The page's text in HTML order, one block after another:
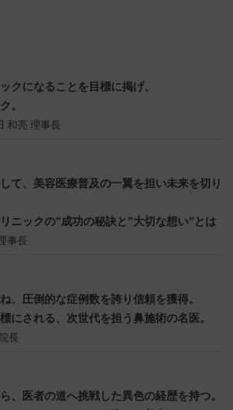
クになることを目標に掲げ、
。
和亮 理事長
て、美容医療普及の一翼を担い未来を切り
ニックの”成功の秘訣と”大切な想い”とは
事長
、圧倒的な症例数を誇り信頼を獲得。
にされる、次世代を担う鼻施術の名医。
長
、医者の道へ挑戦した異色の経歴を持つ。